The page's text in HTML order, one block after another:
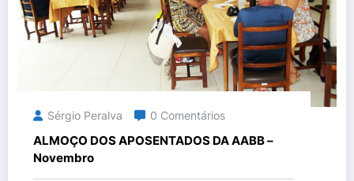
Sérgio Peralva 0 Comentários
ALMOÇO DOS APOSENTADOS DA AABB –
Novembro